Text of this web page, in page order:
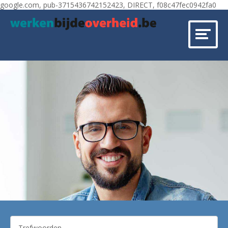
google.com, pub-3715436742152423, DIRECT, f08c47fec0942fa0